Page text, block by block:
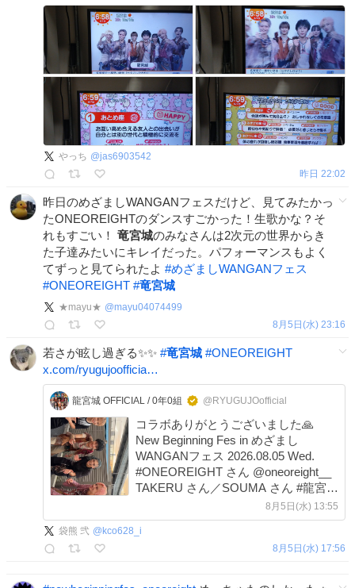
やっち @jas6903542
昨日 22:02
昨日のめざましWANGANフェスだけど、見てみたかっ
たONEOREIGHTのダンスすごかった！生歌かな？そ
れもすごい！ 竜宮城のみなさんは2次元の世界からき
た子達みたいにキレイだった。パフォーマンスもよく
てずっと見てられたよ #めざましWANGANフェス
#ONEOREIGHT #竜宮城
★mayu★ @mayu04074499
8月5日(水) 23:16
若さが眩し過ぎる✨✨ #竜宮城 #ONEOREIGHT
x.com/ryugujoofficia…
龍宮城 OFFICIAL / 0年0組 @RYUGUJOofficial
コラボありがとうございました🙏
New Beginning Fes in めざまし
WANGANフェス 2026.08.05 Wed.
#ONEOREIGHT さん @oneoreight__
TAKERU さん／SOUMA さん #龍宮城
smar.lnk.to/MOTTO #愛愛愛なんて
8月5日(水) 13:55
袋熊 弐 @ kco628_i
8月5日(水) 17:56